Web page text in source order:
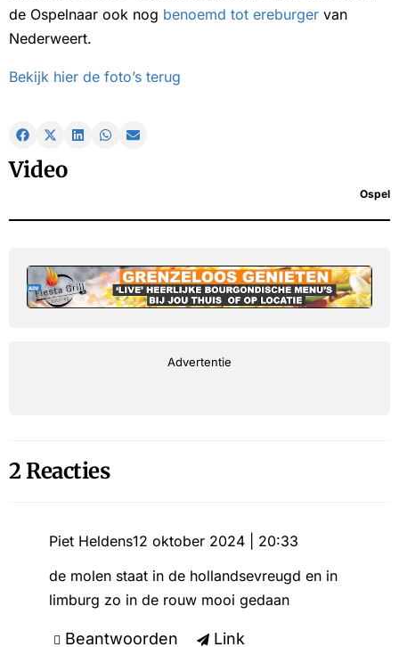
de Ospelnaar ook nog benoemd tot ereburger van
Nederweert.
Bekijk hier de foto’s terug
Video
Ospel
Advertentie
2 Reacties
Piet Heldens12 oktober 2024 | 20:33
de molen staat in de hollandsevreugd en in
limburg zo in de rouw mooi gedaan
Beantwoorden Link